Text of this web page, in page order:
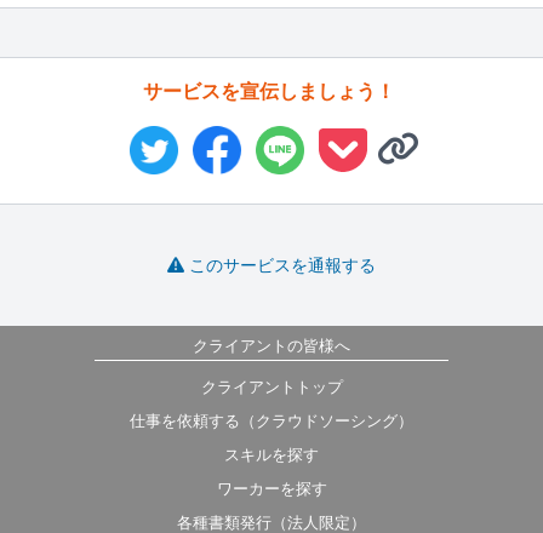
サービスを宣伝しましょう！
このサービスを通報する
クライアントの皆様へ
クライアントトップ
仕事を依頼する（クラウドソーシング）
スキルを探す
ワーカーを探す
各種書類発行（法人限定）